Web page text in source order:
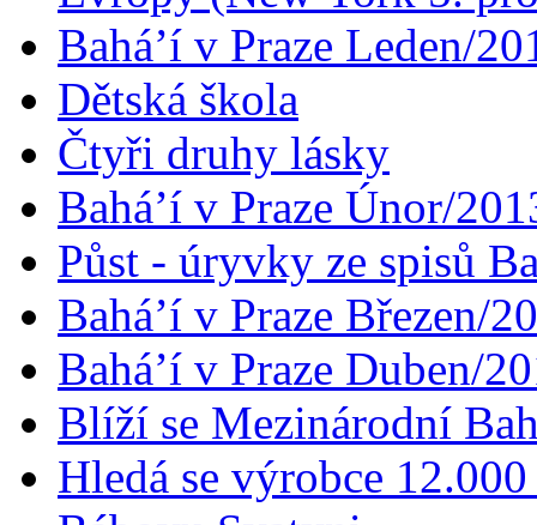
Bahá’í v Praze Leden/
Dětská škola
Čtyři druhy lásky
Bahá’í v Praze Únor/
Půst - úryvky ze spisů
Bahá’í v Praze Březen/
Bahá’í v Praze Duben/
Blíží se Mezinárodní
Hledá se výrobce